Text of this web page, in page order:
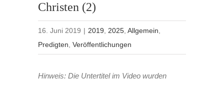
Christen (2)
16. Juni 2019 | 2019,2025,Allgemein,
Predigten,Veröffentlichungen
Hinweis: Die Untertitel im Video wurden